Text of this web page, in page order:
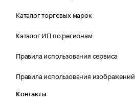
Каталог торговых марок
Каталог ИП по регионам
Правила использования сервиса
Правила использования изображений
Контакты